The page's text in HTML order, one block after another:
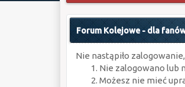
Forum Kolejowe - dla
Nie nastąpiło
Nie zalogowano lub
Możesz nie mieć